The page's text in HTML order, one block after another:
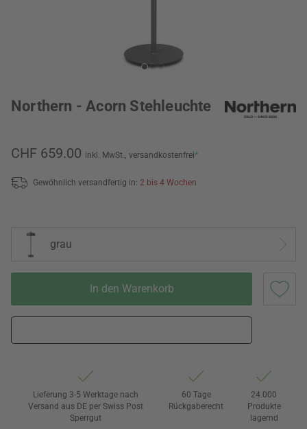
Northern - Acorn Stehleuchte
CHF 659.00 inkl. MwSt., versandkostenfrei*
Gewöhnlich versandfertig in: 2 bis 4 Wochen
grau
In den Warenkorb
Lieferung 3-5 Werktage nach
Versand aus DE per Swiss Post
Sperrgut
60 Tage
Rückgaberecht
24.000
Produkte
lagernd